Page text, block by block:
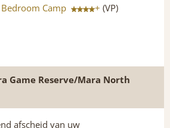
Camp + (VP)
Game Reserve/Mara North
afscheid van uw